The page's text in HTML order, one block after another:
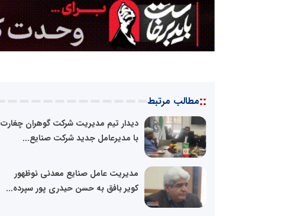
::مطالب مرتبط
دیدار تیم مدیریت شرکت گوهران چغارت
با مدیرعامل جدید شرکت صنایع...
مدیریت عامل صنایع معدنی نوظهور
کویر بافق به حسن حیدری پور سپرده...